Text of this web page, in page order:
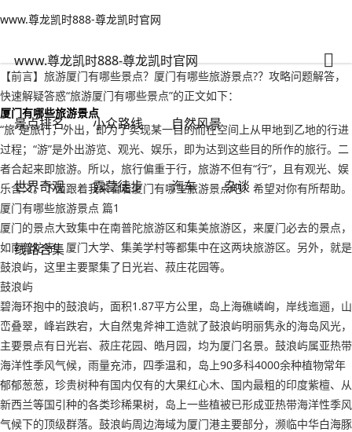
www.尊龙凯时888-尊龙凯时官网
www.尊龙凯时888-尊龙凯时官网
景点排名 小众路线 自然风景
世界奇观 露营徒步 汽车 杂谈
线路合集
www.尊龙凯时888-尊龙凯时官网
旅游厦门有哪些景点？厦门有哪些旅游景点?-www.尊龙凯时888
【前言】旅游厦门有哪些景点？厦门有哪些旅游景点?？攻略问题解答，
快速解疑答惑“旅游厦门有哪些景点”的正文如下：
厦门有哪些旅游景点
“旅”是旅行，外出，即为了实现某一目的而在空间上从甲地到乙地的行进
过程；“游”是外出游览、观光、娱乐，即为达到这些目的所作的旅行。二
者合起来即旅游。所以，旅行偏重于行，旅游不但有“行”，且有观光、娱
乐含义。下面跟着我来看看厦门有哪些旅游景点吧！希望对你有所帮助。
厦门有哪些旅游景点 篇1
厦门的景点大致集中在南普陀旅游区和集美旅游区，来厦门必去的景点，
如南普陀寺、厦门大学、集美学村等都集中在这两块旅游区。另外，就是
鼓浪屿，这里主要聚集了日光岩、菽庄花园等。
鼓浪屿
碧海环抱中的鼓浪屿，面积1.87平方公里，岛上海礁嶙峋，岸线迤逦，山
峦叠翠，峰岩跌宕，大自然鬼斧神工造就了鼓浪屿明丽隽永的海岛风光，
主要景点有日光岩、菽庄花园、皓月园，均为厦门名景。鼓浪屿属亚热带
海洋性季风气候，雨量充沛，四季温和，岛上90多科4000余种植物常年
郁郁葱葱，珍贵树种有国内仅有的大果红心木、国内最粗的印度紫檀、从
新西兰等国引种的各类珍稀果树，岛上一些植被已形成亚热带海洋性季风
气候下的顶级群落。鼓浪屿周边海域为厦门港主要部分，濒临中华白海豚